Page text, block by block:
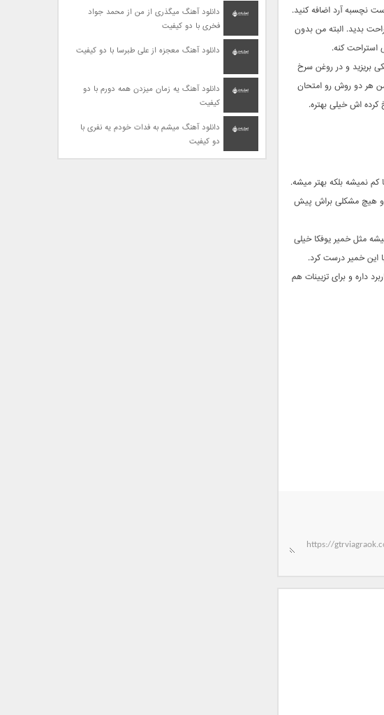
نچسبه آرد اضافه کنید.
داخل ظرف بذارید و بهش حدود ۲ ساعت استراحت بدید. البته من بدون
استراحت کنه.
بریزید و در روغن سرخ
من هر دو روش رو امتحان
اش خیلی بهتره.
نمیشه بلکه بهتر میشه.
میتونید نگهداری کنید و هیچ مشکلی براش پیش
مثل خمیر یوفکا خیلی
این خمیر درست کرد.
داره و برای تزیینات هم
دانلود آهنگ میگذری از من از محمد جواد
فخری با دو کیفیت
دانلود آهنگ معجزه از علی طبرسا با دو کیفیت
دانلود آهنگ یه زمان میزدن همه دورم با دو
کیفیت
دانلود آهنگ میشم به فدات خودم یه نفری با
دو کیفیت